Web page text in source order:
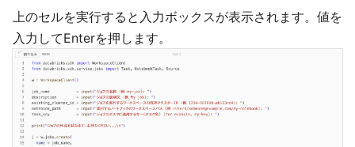
上のセルを実行すると入力ボックスが表示されます。値を
入力してEnterを押します。